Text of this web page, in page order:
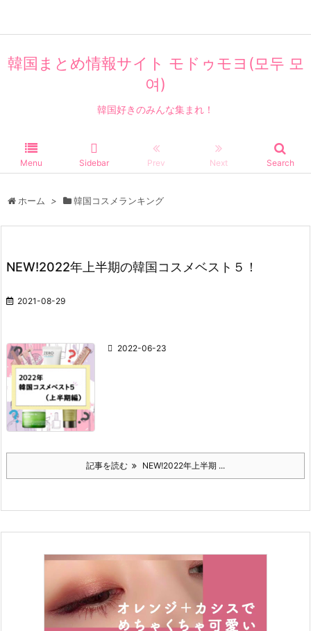
韓国まとめ情報サイト モドゥモヨ(모두 모
여)
韓国好きのみんな集まれ！
Menu Sidebar Prev Next Search
ホーム > 韓国コスメランキング
NEW!2022年上半期の韓国コスメベスト５！
2021-08-29
2022-06-23
記事を読む NEW!2022年上半期 ...